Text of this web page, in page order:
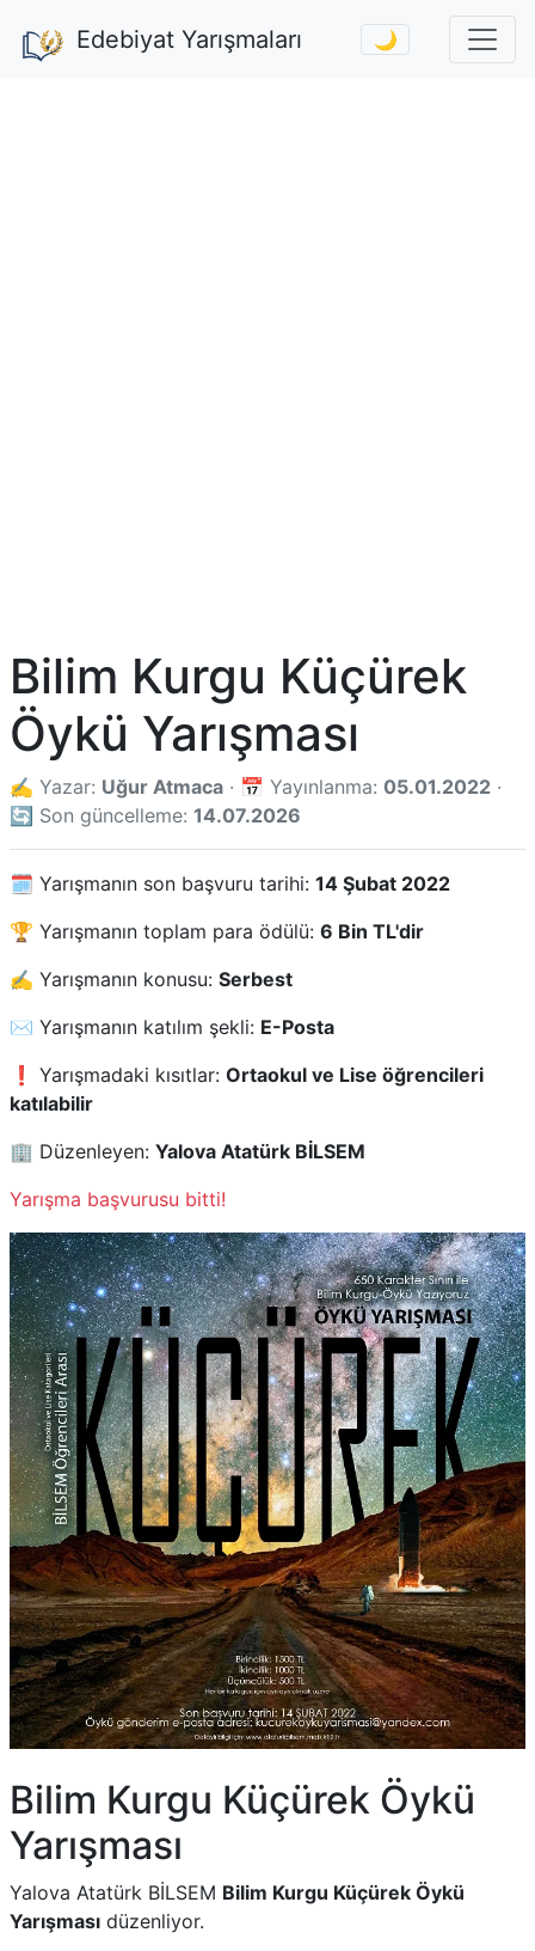
Edebiyat Yarışmaları 🌙
Bilim Kurgu Küçürek
Öykü Yarışması
✍️ Yazar: Uğur Atmaca · 📅 Yayınlanma: 05.01.2022 ·
🔄 Son güncelleme: 14.07.2026
🗓️ Yarışmanın son başvuru tarihi: 14 Şubat 2022
🏆 Yarışmanın toplam para ödülü: 6 Bin TL'dir
✍️ Yarışmanın konusu: Serbest
✉️ Yarışmanın katılım şekli: E-Posta
❗ Yarışmadaki kısıtlar: Ortaokul ve Lise öğrencileri
katılabilir
🏢 Düzenleyen: Yalova Atatürk BİLSEM
Yarışma başvurusu bitti!
Bilim Kurgu Küçürek Öykü
Yarışması
Yalova Atatürk BİLSEM Bilim Kurgu Küçürek Öykü
Yarışması düzenliyor.